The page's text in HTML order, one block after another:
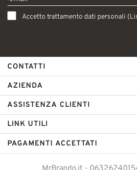
Accetto trattamento dati personali (
CONTATTI
AZIENDA
ASSISTENZA CLIENTI
LINK UTILI
PAGAMENTI ACCETTATI
MrBrando.it -